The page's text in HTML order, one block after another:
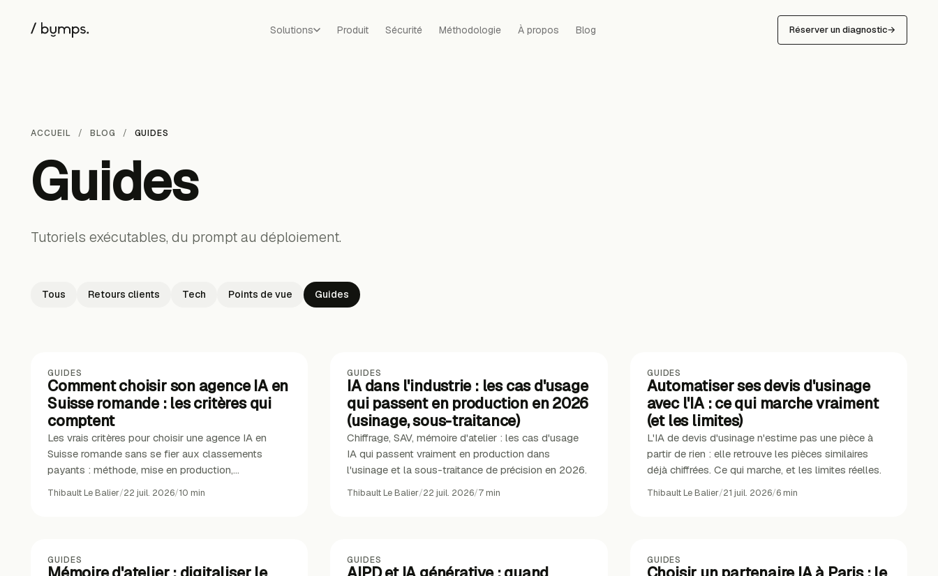
Solutions Produit Sécurité Méthodologie À propos Blog Réserver un diagnostic→
ACCUEIL BLOG GUIDES
Guides
Tutoriels exécutables, du prompt au déploiement.
Tous Retours clients Tech Points de vue Guides
GUIDES
Comment choisir son agence IA en
Suisse romande : les critères qui
comptent
Les vrais critères pour choisir une agence IA en
Suisse romande sans se fier aux classements
payants : méthode, mise en production,
souveraineté, références.
Thibault Le Balier/22 juil. 2026/10 min
GUIDES
IA dans l'industrie : les cas d'usage
qui passent en production en 2026
(usinage, sous-traitance)
Chiffrage, SAV, mémoire d'atelier : les cas d'usage
IA qui passent vraiment en production dans
l'usinage et la sous-traitance de précision en 2026.
Thibault Le Balier/22 juil. 2026/7min
GUIDES
Automatiser ses devis d'usinage
avec l'IA : ce qui marche vraiment
(et les limites)
L'IA de devis d'usinage n'estime pas une pièce à
partir de rien : elle retrouve les pièces similaires
déjà chiffrées. Ce qui marche, et les limites réelles.
Thibault Le Balier/21 juil. 2026/6min
GUIDES GUIDES GUIDES